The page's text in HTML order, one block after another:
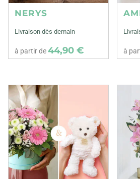
NERYS
Livraison dès demain
à partir de44,90 € à